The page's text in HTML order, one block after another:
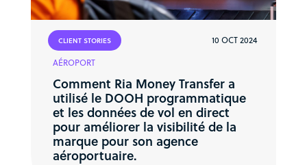
CLIENT STORIES
10 OCT 2024
AÉROPORT
Comment Ria Money Transfer a
utilisé le DOOH programmatique
et les données de vol en direct
pour améliorer la visibilité de la
marque pour son agence
aéroportuaire.